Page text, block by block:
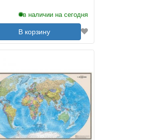
в наличии на сегодня
В корзину